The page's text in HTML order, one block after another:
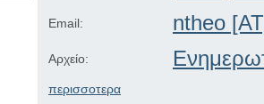
Email: ntheo
Αρχείο:
περισσοτερα